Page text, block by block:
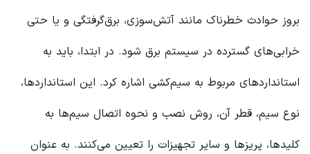
بروز حوادث خطرناک مانند آتش‌سوزی، برق‌گرفتگی و یا حتی
خرابی‌های گسترده در سیستم برق شود. در ابتدا، باید به
استانداردهای مربوط به سیم‌کشی اشاره کرد. این استانداردها،
نوع سیم، قطر آن، روش نصب و نحوه اتصال سیم‌ها به
کلیدها، پریزها و سایر تجهیزات را تعیین می‌کنند. به عنوان